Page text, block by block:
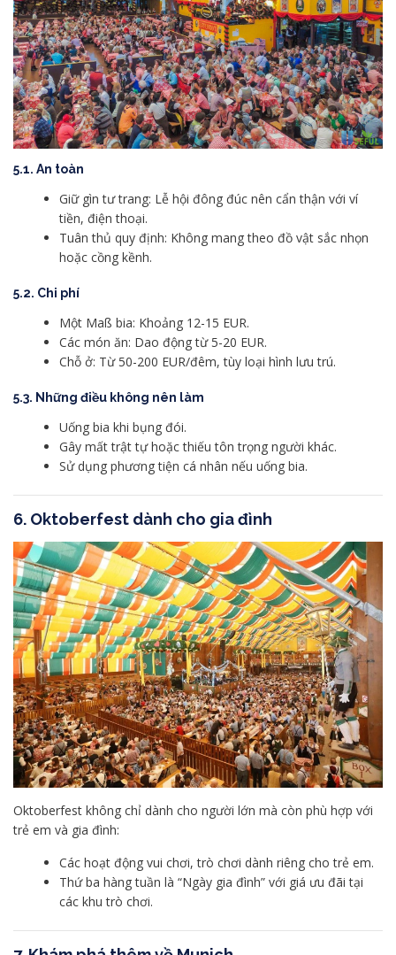
5.1. An toàn
Giữ gìn tư trang: Lễ hội đông đúc nên cẩn thận với ví
tiền, điện thoại.
Tuân thủ quy định: Không mang theo đồ vật sắc nhọn
hoặc cồng kềnh.
5.2. Chi phí
Một Maß bia: Khoảng 12-15 EUR.
Các món ăn: Dao động từ 5-20 EUR.
Chỗ ở: Từ 50-200 EUR/đêm, tùy loại hình lưu trú.
5.3. Những điều không nên làm
Uống bia khi bụng đói.
Gây mất trật tự hoặc thiếu tôn trọng người khác.
Sử dụng phương tiện cá nhân nếu uống bia.
6. Oktoberfest dành cho gia đình
Oktoberfest không chỉ dành cho người lớn mà còn phù hợp với
trẻ em và gia đình:
Các hoạt động vui chơi, trò chơi dành riêng cho trẻ em.
Thứ ba hàng tuần là “Ngày gia đình” với giá ưu đãi tại
các khu trò chơi.